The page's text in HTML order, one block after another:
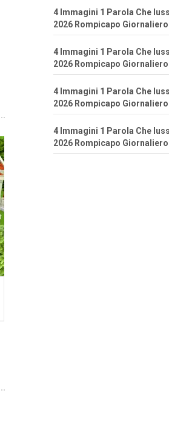
4 Immagini 1 Parola Che
2026 Rompicapo
4 Immagini 1 Parola Che
2026 Rompicapo
4 Immagini 1 Parola Che
2026 Rompicapo
4 Immagini 1 Parola Che
2026 Rompicapo